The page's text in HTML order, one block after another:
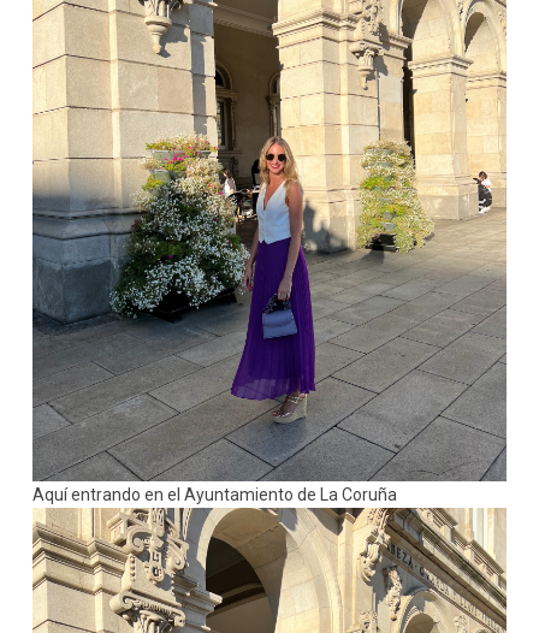
Aquí entrando en el Ayuntamiento de La Coruña